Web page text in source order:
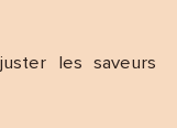
les saveurs